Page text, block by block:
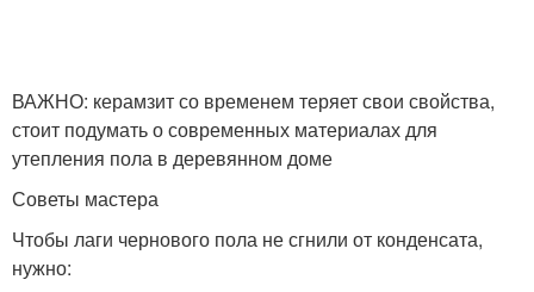
ВАЖНО: керамзит со временем теряет свои свойства,
стоит подумать о современных материалах для
утепления пола в деревянном доме
Советы мастера
Чтобы лаги чернового пола не сгнили от конденсата,
нужно: